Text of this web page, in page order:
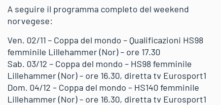
A seguire il programma completo del weekend
norvegese:
Ven. 02/11 – Coppa del mondo – Qualificazioni HS98
femminile Lillehammer (Nor) – ore 17.30
Sab. 03/12 – Coppa del mondo – HS98 femminile
Lillehammer (Nor) – ore 16.30, diretta tv Eurosport1
Dom. 04/12 – Coppa del mondo – HS140 femminile
Lillehammer (Nor) – ore 16.30, diretta tv Eurosport1